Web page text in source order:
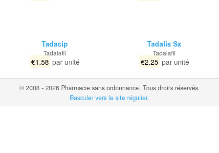
Tadacip
Tadalafil
€1.58 par unité
Tadalis Sx
Tadalafil
€2.25 par unité
© 2008 - 2026 Pharmacie sans ordonnance. Tous droits réservés.
Basculer vers le site régulier.